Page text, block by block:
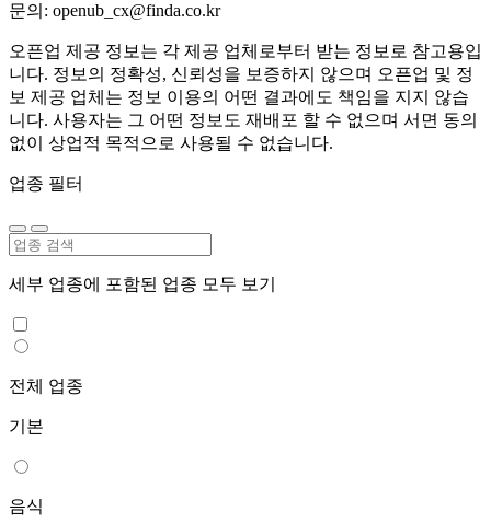
문의: openub_cx@finda.co.kr
오픈업 제공 정보는 각 제공 업체로부터 받는 정보로 참고용입
니다. 정보의 정확성, 신뢰성을 보증하지 않으며 오픈업 및 정
보 제공 업체는 정보 이용의 어떤 결과에도 책임을 지지 않습
니다. 사용자는 그 어떤 정보도 재배포 할 수 없으며 서면 동의
없이 상업적 목적으로 사용될 수 없습니다.
업종 필터
세부 업종에 포함된 업종 모두 보기
전체 업종
기본
음식